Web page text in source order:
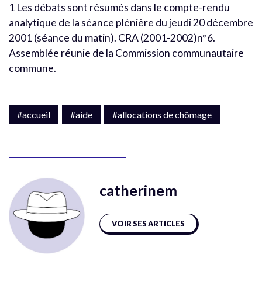
1 Les débats sont résumés dans le compte-rendu
analytique de la séance plénière du jeudi 20 décembre
2001 (séance du matin). CRA (2001-2002)n°6.
Assemblée réunie de la Commission communautaire
commune.
#accueil #aide #allocations de chômage
catherinem
VOIR SES ARTICLES